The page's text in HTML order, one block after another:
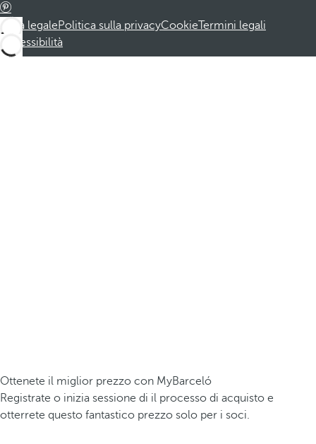
Nota legalePolitica sulla privacyCookieTermini legali
Accessibilità
Ottenete il miglior prezzo con MyBarceló
Registrate o inizia sessione di il processo di acquisto e
otterrete questo fantastico prezzo solo per i soci.